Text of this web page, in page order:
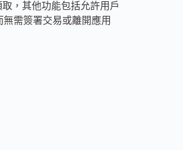
，其他功能包括允許用戶
需簽署交易或離開應用